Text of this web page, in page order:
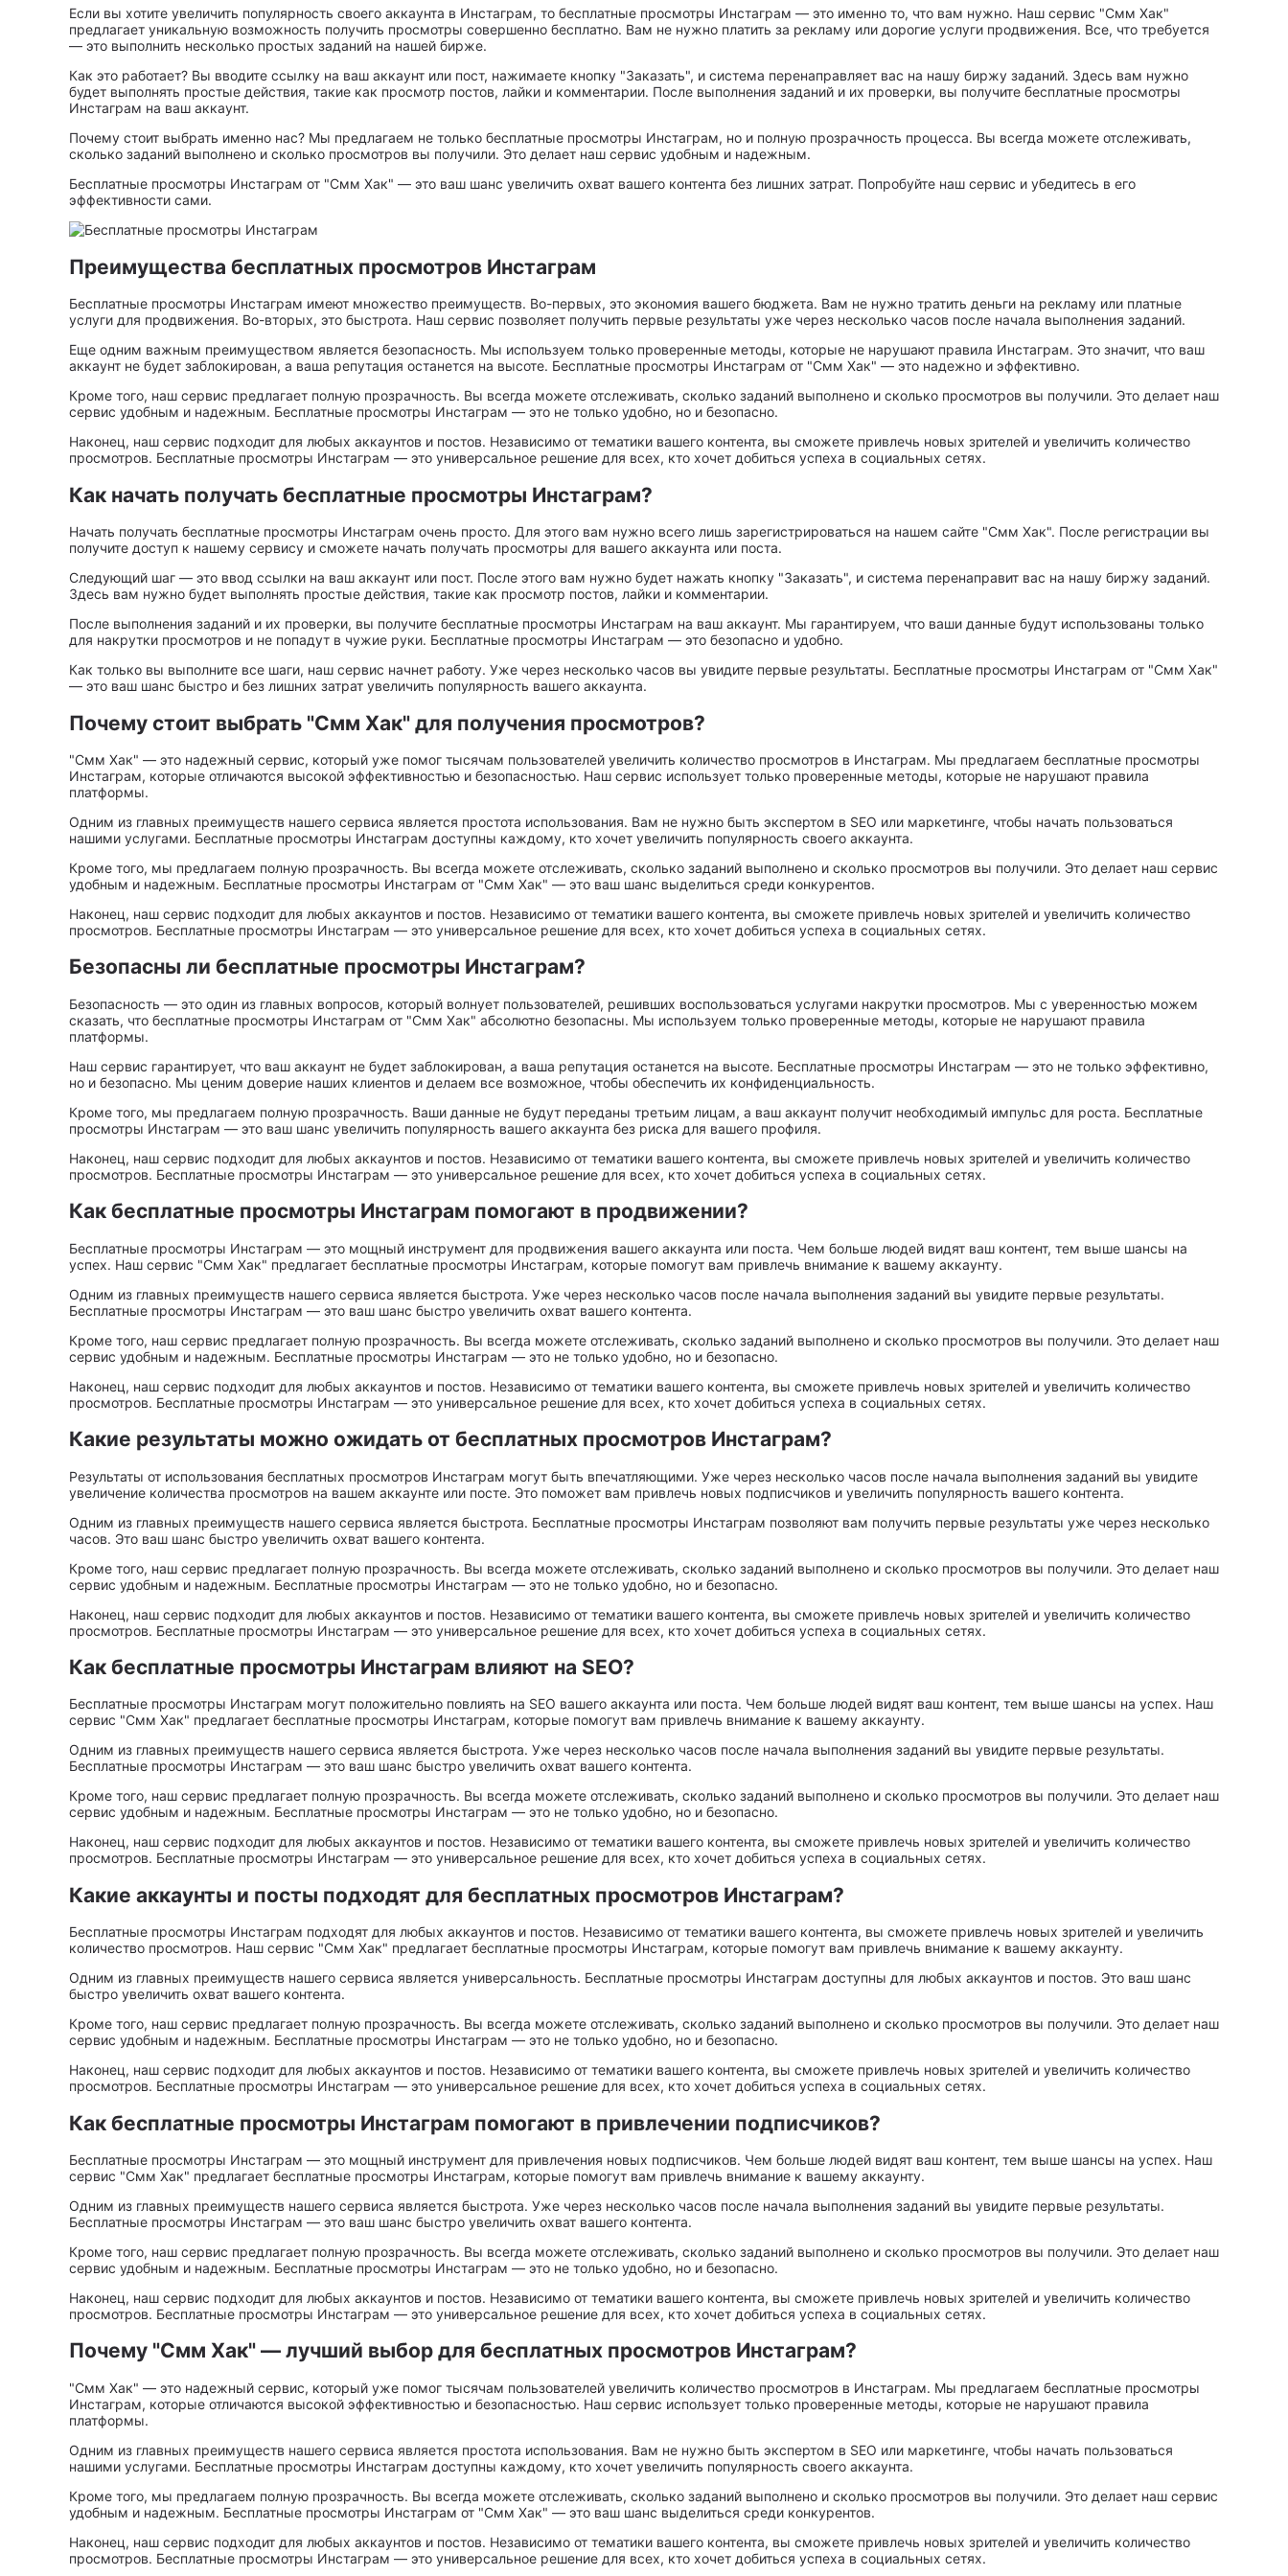
Если вы хотите увеличить популярность своего аккаунта в Инстаграм, то бесплатные просмотры Инстаграм — это именно то, что вам нужно. Наш сервис "Смм Хак"
предлагает уникальную возможность получить просмотры совершенно бесплатно. Вам не нужно платить за рекламу или дорогие услуги продвижения. Все, что требуется
— это выполнить несколько простых заданий на нашей бирже.
Как это работает? Вы вводите ссылку на ваш аккаунт или пост, нажимаете кнопку "Заказать", и система перенаправляет вас на нашу биржу заданий. Здесь вам нужно
будет выполнять простые действия, такие как просмотр постов, лайки и комментарии. После выполнения заданий и их проверки, вы получите бесплатные просмотры
Инстаграм на ваш аккаунт.
Почему стоит выбрать именно нас? Мы предлагаем не только бесплатные просмотры Инстаграм, но и полную прозрачность процесса. Вы всегда можете отслеживать,
сколько заданий выполнено и сколько просмотров вы получили. Это делает наш сервис удобным и надежным.
Бесплатные просмотры Инстаграм от "Смм Хак" — это ваш шанс увеличить охват вашего контента без лишних затрат. Попробуйте наш сервис и убедитесь в его
эффективности сами.
Преимущества бесплатных просмотров Инстаграм
Бесплатные просмотры Инстаграм имеют множество преимуществ. Во-первых, это экономия вашего бюджета. Вам не нужно тратить деньги на рекламу или платные
услуги для продвижения. Во-вторых, это быстрота. Наш сервис позволяет получить первые результаты уже через несколько часов после начала выполнения заданий.
Еще одним важным преимуществом является безопасность. Мы используем только проверенные методы, которые не нарушают правила Инстаграм. Это значит, что ваш
аккаунт не будет заблокирован, а ваша репутация останется на высоте. Бесплатные просмотры Инстаграм от "Смм Хак" — это надежно и эффективно.
Кроме того, наш сервис предлагает полную прозрачность. Вы всегда можете отслеживать, сколько заданий выполнено и сколько просмотров вы получили. Это делает наш
сервис удобным и надежным. Бесплатные просмотры Инстаграм — это не только удобно, но и безопасно.
Наконец, наш сервис подходит для любых аккаунтов и постов. Независимо от тематики вашего контента, вы сможете привлечь новых зрителей и увеличить количество
просмотров. Бесплатные просмотры Инстаграм — это универсальное решение для всех, кто хочет добиться успеха в социальных сетях.
Как начать получать бесплатные просмотры Инстаграм?
Начать получать бесплатные просмотры Инстаграм очень просто. Для этого вам нужно всего лишь зарегистрироваться на нашем сайте "Смм Хак". После регистрации вы
получите доступ к нашему сервису и сможете начать получать просмотры для вашего аккаунта или поста.
Следующий шаг — это ввод ссылки на ваш аккаунт или пост. После этого вам нужно будет нажать кнопку "Заказать", и система перенаправит вас на нашу биржу заданий.
Здесь вам нужно будет выполнять простые действия, такие как просмотр постов, лайки и комментарии.
После выполнения заданий и их проверки, вы получите бесплатные просмотры Инстаграм на ваш аккаунт. Мы гарантируем, что ваши данные будут использованы только
для накрутки просмотров и не попадут в чужие руки. Бесплатные просмотры Инстаграм — это безопасно и удобно.
Как только вы выполните все шаги, наш сервис начнет работу. Уже через несколько часов вы увидите первые результаты. Бесплатные просмотры Инстаграм от "Смм Хак"
— это ваш шанс быстро и без лишних затрат увеличить популярность вашего аккаунта.
Почему стоит выбрать "Смм Хак" для получения просмотров?
"Смм Хак" — это надежный сервис, который уже помог тысячам пользователей увеличить количество просмотров в Инстаграм. Мы предлагаем бесплатные просмотры
Инстаграм, которые отличаются высокой эффективностью и безопасностью. Наш сервис использует только проверенные методы, которые не нарушают правила
платформы.
Одним из главных преимуществ нашего сервиса является простота использования. Вам не нужно быть экспертом в SEO или маркетинге, чтобы начать пользоваться
нашими услугами. Бесплатные просмотры Инстаграм доступны каждому, кто хочет увеличить популярность своего аккаунта.
Кроме того, мы предлагаем полную прозрачность. Вы всегда можете отслеживать, сколько заданий выполнено и сколько просмотров вы получили. Это делает наш сервис
удобным и надежным. Бесплатные просмотры Инстаграм от "Смм Хак" — это ваш шанс выделиться среди конкурентов.
Наконец, наш сервис подходит для любых аккаунтов и постов. Независимо от тематики вашего контента, вы сможете привлечь новых зрителей и увеличить количество
просмотров. Бесплатные просмотры Инстаграм — это универсальное решение для всех, кто хочет добиться успеха в социальных сетях.
Безопасны ли бесплатные просмотры Инстаграм?
Безопасность — это один из главных вопросов, который волнует пользователей, решивших воспользоваться услугами накрутки просмотров. Мы с уверенностью можем
сказать, что бесплатные просмотры Инстаграм от "Смм Хак" абсолютно безопасны. Мы используем только проверенные методы, которые не нарушают правила
платформы.
Наш сервис гарантирует, что ваш аккаунт не будет заблокирован, а ваша репутация останется на высоте. Бесплатные просмотры Инстаграм — это не только эффективно,
но и безопасно. Мы ценим доверие наших клиентов и делаем все возможное, чтобы обеспечить их конфиденциальность.
Кроме того, мы предлагаем полную прозрачность. Ваши данные не будут переданы третьим лицам, а ваш аккаунт получит необходимый импульс для роста. Бесплатные
просмотры Инстаграм — это ваш шанс увеличить популярность вашего аккаунта без риска для вашего профиля.
Наконец, наш сервис подходит для любых аккаунтов и постов. Независимо от тематики вашего контента, вы сможете привлечь новых зрителей и увеличить количество
просмотров. Бесплатные просмотры Инстаграм — это универсальное решение для всех, кто хочет добиться успеха в социальных сетях.
Как бесплатные просмотры Инстаграм помогают в продвижении?
Бесплатные просмотры Инстаграм — это мощный инструмент для продвижения вашего аккаунта или поста. Чем больше людей видят ваш контент, тем выше шансы на
успех. Наш сервис "Смм Хак" предлагает бесплатные просмотры Инстаграм, которые помогут вам привлечь внимание к вашему аккаунту.
Одним из главных преимуществ нашего сервиса является быстрота. Уже через несколько часов после начала выполнения заданий вы увидите первые результаты.
Бесплатные просмотры Инстаграм — это ваш шанс быстро увеличить охват вашего контента.
Кроме того, наш сервис предлагает полную прозрачность. Вы всегда можете отслеживать, сколько заданий выполнено и сколько просмотров вы получили. Это делает наш
сервис удобным и надежным. Бесплатные просмотры Инстаграм — это не только удобно, но и безопасно.
Наконец, наш сервис подходит для любых аккаунтов и постов. Независимо от тематики вашего контента, вы сможете привлечь новых зрителей и увеличить количество
просмотров. Бесплатные просмотры Инстаграм — это универсальное решение для всех, кто хочет добиться успеха в социальных сетях.
Какие результаты можно ожидать от бесплатных просмотров Инстаграм?
Результаты от использования бесплатных просмотров Инстаграм могут быть впечатляющими. Уже через несколько часов после начала выполнения заданий вы увидите
увеличение количества просмотров на вашем аккаунте или посте. Это поможет вам привлечь новых подписчиков и увеличить популярность вашего контента.
Одним из главных преимуществ нашего сервиса является быстрота. Бесплатные просмотры Инстаграм позволяют вам получить первые результаты уже через несколько
часов. Это ваш шанс быстро увеличить охват вашего контента.
Кроме того, наш сервис предлагает полную прозрачность. Вы всегда можете отслеживать, сколько заданий выполнено и сколько просмотров вы получили. Это делает наш
сервис удобным и надежным. Бесплатные просмотры Инстаграм — это не только удобно, но и безопасно.
Наконец, наш сервис подходит для любых аккаунтов и постов. Независимо от тематики вашего контента, вы сможете привлечь новых зрителей и увеличить количество
просмотров. Бесплатные просмотры Инстаграм — это универсальное решение для всех, кто хочет добиться успеха в социальных сетях.
Как бесплатные просмотры Инстаграм влияют на SEO?
Бесплатные просмотры Инстаграм могут положительно повлиять на SEO вашего аккаунта или поста. Чем больше людей видят ваш контент, тем выше шансы на успех. Наш
сервис "Смм Хак" предлагает бесплатные просмотры Инстаграм, которые помогут вам привлечь внимание к вашему аккаунту.
Одним из главных преимуществ нашего сервиса является быстрота. Уже через несколько часов после начала выполнения заданий вы увидите первые результаты.
Бесплатные просмотры Инстаграм — это ваш шанс быстро увеличить охват вашего контента.
Кроме того, наш сервис предлагает полную прозрачность. Вы всегда можете отслеживать, сколько заданий выполнено и сколько просмотров вы получили. Это делает наш
сервис удобным и надежным. Бесплатные просмотры Инстаграм — это не только удобно, но и безопасно.
Наконец, наш сервис подходит для любых аккаунтов и постов. Независимо от тематики вашего контента, вы сможете привлечь новых зрителей и увеличить количество
просмотров. Бесплатные просмотры Инстаграм — это универсальное решение для всех, кто хочет добиться успеха в социальных сетях.
Какие аккаунты и посты подходят для бесплатных просмотров Инстаграм?
Бесплатные просмотры Инстаграм подходят для любых аккаунтов и постов. Независимо от тематики вашего контента, вы сможете привлечь новых зрителей и увеличить
количество просмотров. Наш сервис "Смм Хак" предлагает бесплатные просмотры Инстаграм, которые помогут вам привлечь внимание к вашему аккаунту.
Одним из главных преимуществ нашего сервиса является универсальность. Бесплатные просмотры Инстаграм доступны для любых аккаунтов и постов. Это ваш шанс
быстро увеличить охват вашего контента.
Кроме того, наш сервис предлагает полную прозрачность. Вы всегда можете отслеживать, сколько заданий выполнено и сколько просмотров вы получили. Это делает наш
сервис удобным и надежным. Бесплатные просмотры Инстаграм — это не только удобно, но и безопасно.
Наконец, наш сервис подходит для любых аккаунтов и постов. Независимо от тематики вашего контента, вы сможете привлечь новых зрителей и увеличить количество
просмотров. Бесплатные просмотры Инстаграм — это универсальное решение для всех, кто хочет добиться успеха в социальных сетях.
Как бесплатные просмотры Инстаграм помогают в привлечении подписчиков?
Бесплатные просмотры Инстаграм — это мощный инструмент для привлечения новых подписчиков. Чем больше людей видят ваш контент, тем выше шансы на успех. Наш
сервис "Смм Хак" предлагает бесплатные просмотры Инстаграм, которые помогут вам привлечь внимание к вашему аккаунту.
Одним из главных преимуществ нашего сервиса является быстрота. Уже через несколько часов после начала выполнения заданий вы увидите первые результаты.
Бесплатные просмотры Инстаграм — это ваш шанс быстро увеличить охват вашего контента.
Кроме того, наш сервис предлагает полную прозрачность. Вы всегда можете отслеживать, сколько заданий выполнено и сколько просмотров вы получили. Это делает наш
сервис удобным и надежным. Бесплатные просмотры Инстаграм — это не только удобно, но и безопасно.
Наконец, наш сервис подходит для любых аккаунтов и постов. Независимо от тематики вашего контента, вы сможете привлечь новых зрителей и увеличить количество
просмотров. Бесплатные просмотры Инстаграм — это универсальное решение для всех, кто хочет добиться успеха в социальных сетях.
Почему "Смм Хак" — лучший выбор для бесплатных просмотров Инстаграм?
"Смм Хак" — это надежный сервис, который уже помог тысячам пользователей увеличить количество просмотров в Инстаграм. Мы предлагаем бесплатные просмотры
Инстаграм, которые отличаются высокой эффективностью и безопасностью. Наш сервис использует только проверенные методы, которые не нарушают правила
платформы.
Одним из главных преимуществ нашего сервиса является простота использования. Вам не нужно быть экспертом в SEO или маркетинге, чтобы начать пользоваться
нашими услугами. Бесплатные просмотры Инстаграм доступны каждому, кто хочет увеличить популярность своего аккаунта.
Кроме того, мы предлагаем полную прозрачность. Вы всегда можете отслеживать, сколько заданий выполнено и сколько просмотров вы получили. Это делает наш сервис
удобным и надежным. Бесплатные просмотры Инстаграм от "Смм Хак" — это ваш шанс выделиться среди конкурентов.
Наконец, наш сервис подходит для любых аккаунтов и постов. Независимо от тематики вашего контента, вы сможете привлечь новых зрителей и увеличить количество
просмотров. Бесплатные просмотры Инстаграм — это универсальное решение для всех, кто хочет добиться успеха в социальных сетях.